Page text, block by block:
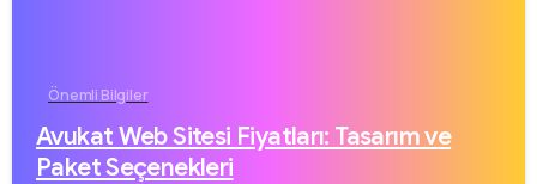
Önemli Bilgiler
Avukat Web Sitesi Fiyatları: Tasarım ve
Paket Seçenekleri